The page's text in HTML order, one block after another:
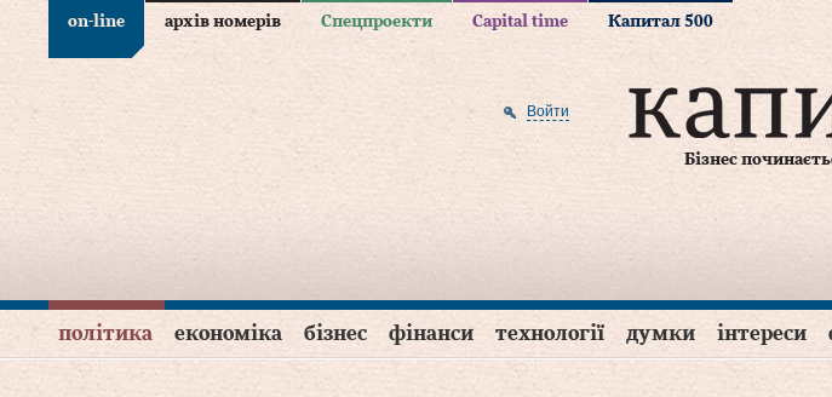
on-line архів номерів Спецпроекти Capital time Капитал 500
Бізнес
Войти
політика економіка бізнес фінанси технології думки інтереси